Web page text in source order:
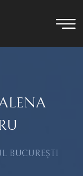
BUCUREȘTI